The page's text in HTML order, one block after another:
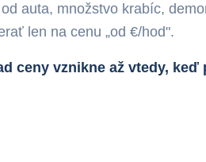
auta, množstvo krabíc,
len na cenu „od €/hod".
ceny vznikne až vtedy,